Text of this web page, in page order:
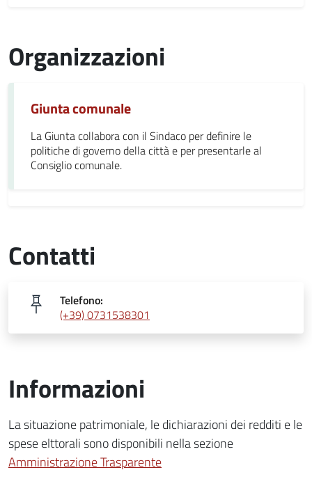
Organizzazioni
Giunta comunale
La Giunta collabora con il Sindaco per definire le
politiche di governo della città e per presentarle al
Consiglio comunale.
Contatti
Telefono:
(+39) 0731538301
Informazioni
La situazione patrimoniale, le dichiarazioni dei redditi e le
spese elttorali sono disponibili nella sezione
Amministrazione Trasparente